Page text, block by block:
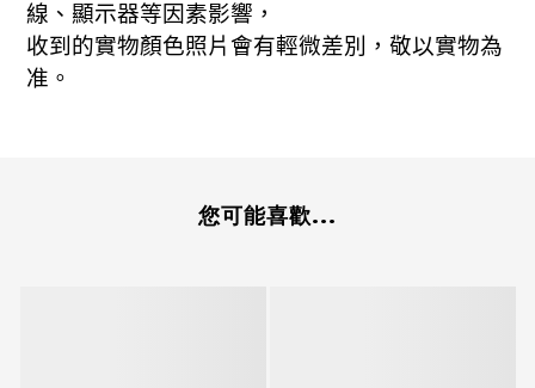
線、顯示器等因素影響，
收到的實物顏色照片會有輕微差別，敬以實物為
准。
您可能喜歡...